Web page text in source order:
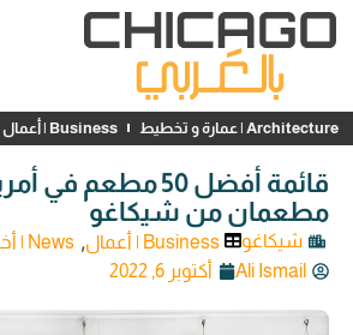
Architecture | عمارة و تخطيط Business | أعمال
قائمة أفضل 50 مطعم
مطعمان من شيكاغو
شيكاغو Business | أعمال , News | أخبار
Ali Ismail
أكتوبر 6, 2022